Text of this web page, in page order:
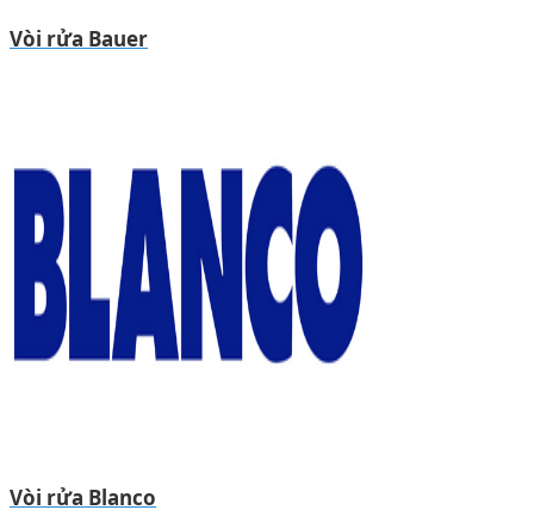
Vòi rửa Bauer
Vòi rửa Blanco